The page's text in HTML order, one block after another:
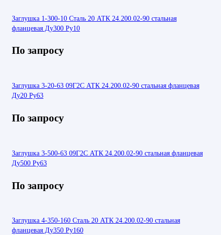
Заглушка 1-300-10 Сталь 20 АТК 24.200.02-90 стальная
фланцевая Ду300 Ру10
По запросу
Заглушка 3-20-63 09Г2С АТК 24.200.02-90 стальная фланцевая
Ду20 Ру63
По запросу
Заглушка 3-500-63 09Г2С АТК 24.200.02-90 стальная фланцевая
Ду500 Ру63
По запросу
Заглушка 4-350-160 Сталь 20 АТК 24.200.02-90 стальная
фланцевая Ду350 Ру160